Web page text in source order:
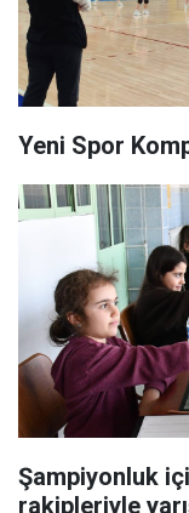
Yeni Spor
Şampiyonluk
rakipleriyle